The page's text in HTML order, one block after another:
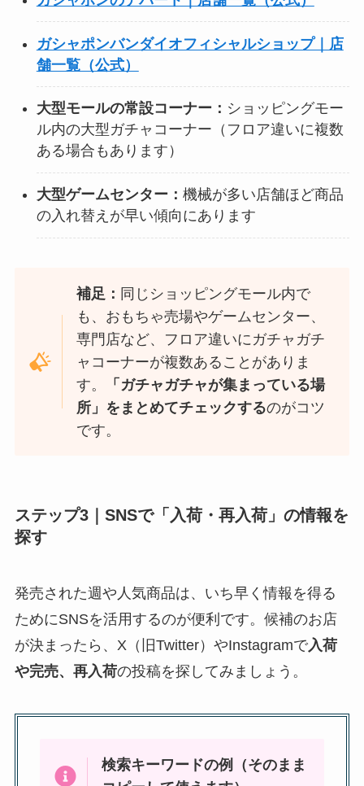
ガシャポンバンダイオフィシャルショップ｜店
舗一覧（公式）
大型モールの常設コーナー： ショッピングモー
ル内の大型ガチャコーナー（フロア違いに複数
ある場合もあります）
大型ゲームセンター： 機械が多い店舗ほど商品
の入れ替えが早い傾向にあります
補足： 同じショッピングモール内で
も、おもちゃ売場やゲームセンター、
専門店など、フロア違いにガチャガチ
ャコーナーが複数あることがありま
す。
「ガチャガチャが集まっている場
所」をまとめてチェックするのがコツ
です。
ステップ3｜SNSで「入荷・再入荷」の情報を
探す
発売された週や人気商品は、いち早く情報を得る
ためにSNSを活用するのが便利です。候補のお店
が決まったら、X（旧Twitter）やInstagramで入荷
や完売、再入荷の投稿を探してみましょう。
検索キーワードの例（そのまま